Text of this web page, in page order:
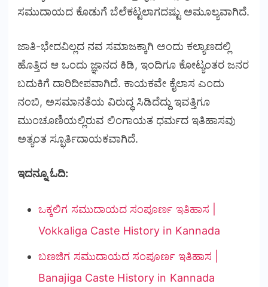
ಸಮುದಾಯದ ಕೊಡುಗೆ ಬೆಲೆಕಟ್ಟಲಾಗದಷ್ಟು ಅಮೂಲ್ಯವಾಗಿದೆ.
ಜಾತಿ-ಭೇದವಿಲ್ಲದ ನವ ಸಮಾಜಕ್ಕಾಗಿ ಅಂದು ಕಲ್ಯಾಣದಲ್ಲಿ
ಹೊತ್ತಿದ ಆ ಒಂದು ಜ್ಞಾನದ ಕಿಡಿ, ಇಂದಿಗೂ ಕೋಟ್ಯಂತರ ಜನರ
ಬದುಕಿಗೆ ದಾರಿದೀಪವಾಗಿದೆ. ಕಾಯಕವೇ ಕೈಲಾಸ ಎಂದು
ನಂಬಿ, ಅಸಮಾನತೆಯ ವಿರುದ್ಧ ಸಿಡಿದೆದ್ದು ಇವತ್ತಿಗೂ
ಮುಂಚೂಣಿಯಲ್ಲಿರುವ ಲಿಂಗಾಯತ ಧರ್ಮದ ಇತಿಹಾಸವು
ಅತ್ಯಂತ ಸ್ಫೂರ್ತಿದಾಯಕವಾಗಿದೆ.
ಇದನ್ನೂ ಓದಿ:
ಒಕ್ಕಲಿಗ ಸಮುದಾಯದ ಸಂಪೂರ್ಣ ಇತಿಹಾಸ |
Vokkaliga Caste History in Kannada
ಬಣಜಿಗ ಸಮುದಾಯದ ಸಂಪೂರ್ಣ ಇತಿಹಾಸ |
Banajiga Caste History in Kannada